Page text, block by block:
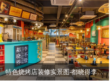
特色烧烤店装修实景图-都晓得李不管